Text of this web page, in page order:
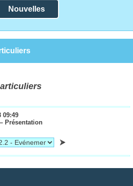
Nouvelles
09:49
Présentation